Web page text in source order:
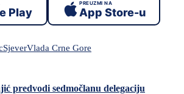
Play
PREUZMI NA
App Store-u
SjeverVlada Crne Gore
predvodi sedmočlanu delegaciju